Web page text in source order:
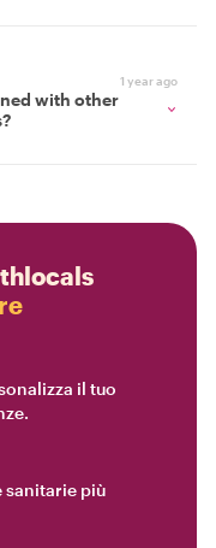
1 year ago
with other
il tuo
sanitarie più